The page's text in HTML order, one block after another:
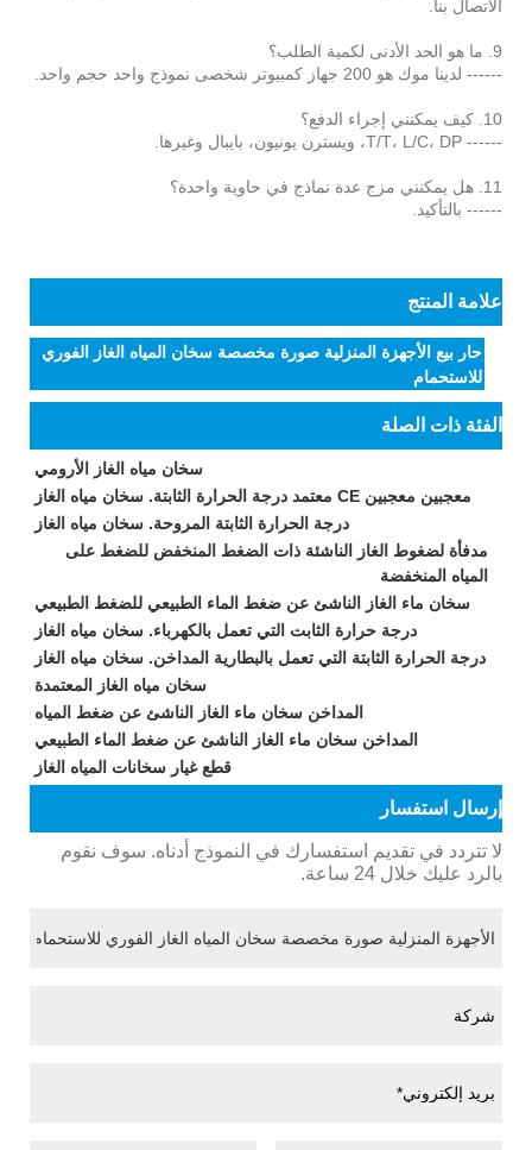
الاتصال بنا.
9. ما هو الحد الأدنى لكمية الطلب؟
------ لدينا موك هو 200 جهاز كمبيوتر شخصى نموذج واحد حجم واحد.
10. كيف يمكنني إجراء الدفع؟
------ T/T، L/C، DP، ويسترن يونيون، بايبال وغيرها.
11. هل يمكنني مزج عدة نماذج في حاوية واحدة؟
------ بالتأكيد.
علامة المنتج
حار بيع الأجهزة المنزلية صورة مخصصة سخان المياه الغاز الفوري
للاستحمام
الفئة ذات الصلة
سخان مياه الغاز الأرومي
معجبين معجبين CE معتمد درجة الحرارة الثابتة. سخان مياه الغاز
درجة الحرارة الثابتة المروحة. سخان مياه الغاز
مدفأة لضغوط الغاز الناشئة ذات الضغط المنخفض للضغط على
المياه المنخفضة
سخان ماء الغاز الناشئ عن ضغط الماء الطبيعي للضغط الطبيعي
درجة حرارة الثابت التي تعمل بالكهرباء. سخان مياه الغاز
درجة الحرارة الثابتة التي تعمل بالبطارية المداخن. سخان مياه الغاز
سخان مياه الغاز المعتمدة
المداخن سخان ماء الغاز الناشئ عن ضغط المياه
المداخن سخان ماء الغاز الناشئ عن ضغط الماء الطبيعي
قطع غيار سخانات المياه الغاز
إرسال استفسار
لا تتردد في تقديم استفسارك في النموذج أدناه. سوف نقوم
بالرد عليك خلال 24 ساعة.